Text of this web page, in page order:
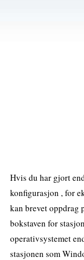
Hvis du har gjort
konfigurasjon , for
kan brevet oppdrag
bokstaven for
operativsystemet
stasjonen som